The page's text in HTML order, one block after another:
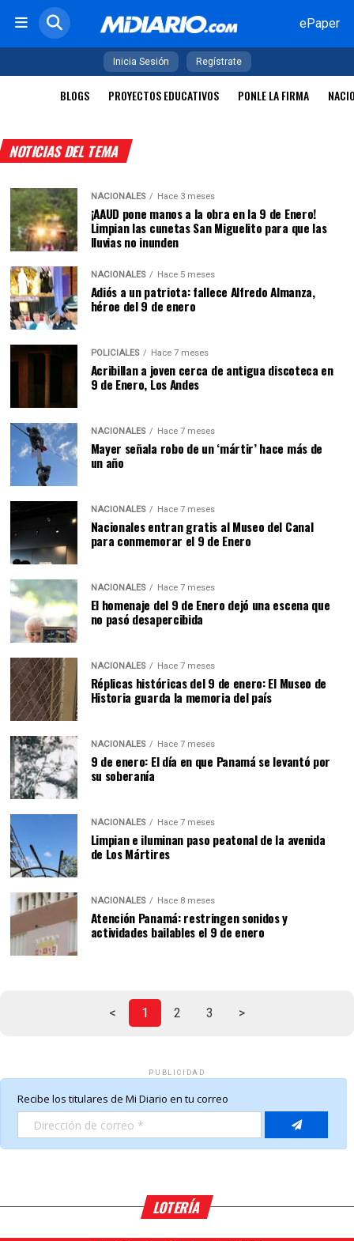
ePaper
Inicia Sesión Regístrate
BLOGS PROYECTOS EDUCATIVOS PONLE LA FIRMA
NOTICIAS DEL TEMA
NACIONALES Hace 3 meses
¡AAUD pone manos a la obra en la 9 de Enero!
Limpian las cunetas San Miguelito para que las
lluvias no inunden
NACIONALES Hace 5 meses
Adiós a un patriota: fallece Alfredo Almanza,
héroe del 9 de enero
POLICIALES Hace 7 meses
Acribillan a joven cerca de antigua discoteca en
9 de Enero, Los Andes
NACIONALES Hace 7 meses
Mayer señala robo de un ‘mártir’ hace más de
un año
NACIONALES Hace 7 meses
Nacionales entran gratis al Museo del Canal
para conmemorar el 9 de Enero
NACIONALES Hace 7 meses
El homenaje del 9 de Enero dejó una escena que
no pasó desapercibida
NACIONALES Hace 7 meses
Réplicas históricas del 9 de enero: El Museo de
Historia guarda la memoria del país
NACIONALES Hace 7 meses
9 de enero: El día en que Panamá se levantó por
su soberanía
NACIONALES Hace 7 meses
Limpian e iluminan paso peatonal de la avenida
de Los Mártires
NACIONALES Hace 8 meses
Atención Panamá: restringen sonidos y
actividades bailables el 9 de enero
< 1 2 3 >
PUBLICIDAD
LOTERÍA